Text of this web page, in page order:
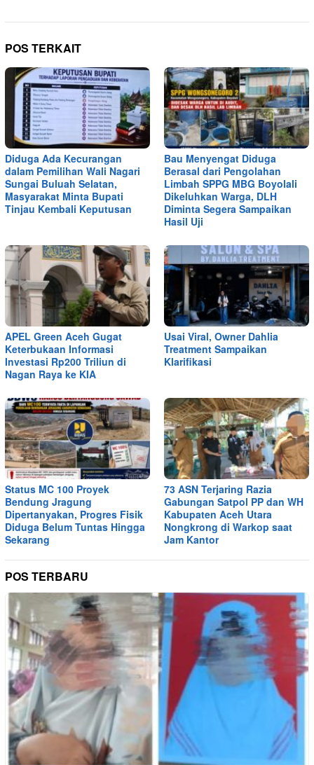
POS TERKAIT
Diduga Ada Kecurangan
dalam Pemilihan Wali Nagari
Sungai Buluah Selatan,
Masyarakat Minta Bupati
Tinjau Kembali Keputusan
Bau Menyengat Diduga
Berasal dari Pengolahan
Limbah SPPG MBG Boyolali
Dikeluhkan Warga, DLH
Diminta Segera Sampaikan
Hasil Uji
APEL Green Aceh Gugat
Keterbukaan Informasi
Investasi Rp200 Triliun di
Nagan Raya ke KIA
Usai Viral, Owner Dahlia
Treatment Sampaikan
Klarifikasi
Status MC 100 Proyek
Bendung Jragung
Dipertanyakan, Progres Fisik
Diduga Belum Tuntas Hingga
Sekarang
73 ASN Terjaring Razia
Gabungan Satpol PP dan WH
Kabupaten Aceh Utara
Nongkrong di Warkop saat
Jam Kantor
POS TERBARU